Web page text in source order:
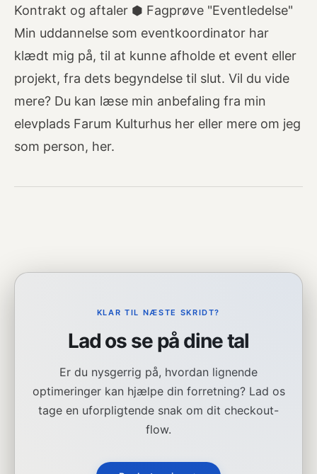
Kontrakt og aftaler ⬢ Fagprøve "Eventledelse"
Min uddannelse som eventkoordinator har
klædt mig på, til at kunne afholde et event eller
projekt, fra dets begyndelse til slut. Vil du vide
mere? Du kan læse min anbefaling fra min
elevplads Farum Kulturhus her eller mere om jeg
som person, her.
KLAR TIL NÆSTE SKRIDT?
Lad os se på dine tal
Er du nysgerrig på, hvordan lignende
optimeringer kan hjælpe din forretning? Lad os
tage en uforpligtende snak om dit checkout-
flow.